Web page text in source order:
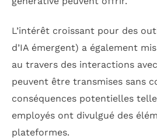
L’intérêt croissant pour des
d’IA émergent) a également
au travers des interactions
peuvent être transmises sans
conséquences potentielles
employés ont divulgué des
plateformes.